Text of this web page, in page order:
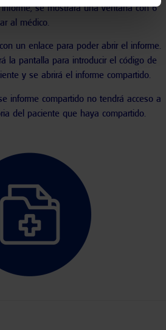
se mostrará una ventana con 6
al médico.
un enlace para poder abrir el informe.
la pantalla para introducir el código de
y se abrirá el informe compartido.
informe compartido no tendrá acceso a
del paciente que haya compartido.